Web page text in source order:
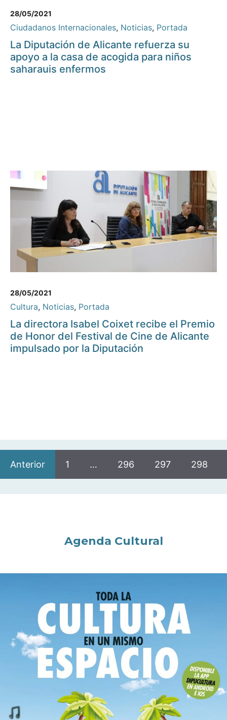
28/05/2021
Ciudadanos Internacionales, Noticias, Portada
La Diputación de Alicante refuerza su
apoyo a la casa de acogida para niños
saharauis enfermos
28/05/2021
Cultura, Noticias, Portada
La directora Isabel Coixet recibe el Premio
de Honor del Festival de Cine de Alicante
impulsado por la Diputación
Anterior 1 … 296 297 298
Agenda Cultural